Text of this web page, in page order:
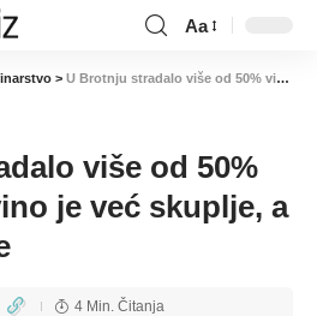
Aa
> U Brotnju stradalo više od 50% vinograda – vino je već skuplje, a bit će i grožđe
više od 50%
je već skuplje, a
4 Min. Čitanja